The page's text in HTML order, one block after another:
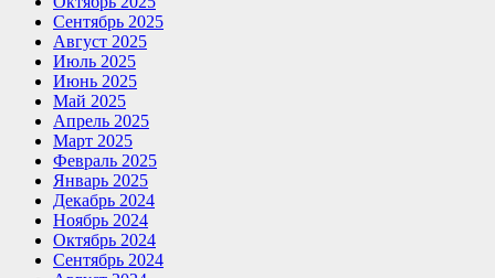
Сентябрь 2025
Август 2025
Июль 2025
Июнь 2025
Май 2025
Апрель 2025
Март 2025
Февраль 2025
Январь 2025
Декабрь 2024
Ноябрь 2024
Октябрь 2024
Сентябрь 2024